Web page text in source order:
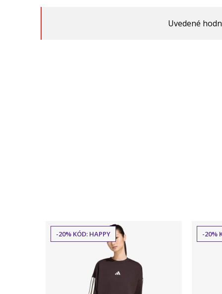
Uvedené
-20% KÓD: HAPPY -20%